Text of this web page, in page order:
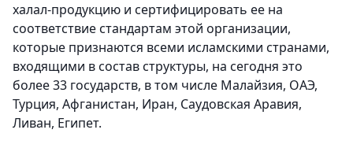
халал-продукцию и сертифицировать ее на
соответствие стандартам этой организации,
которые признаются всеми исламскими странами,
входящими в состав структуры, на сегодня это
более 33 государств, в том числе Малайзия, ОАЭ,
Турция, Афганистан, Иран, Саудовская Аравия,
Ливан, Египет.